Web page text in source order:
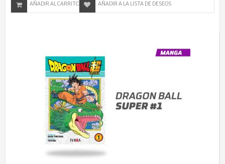
AÑADIR AL CARRITO AÑADIR A LA LISTA DE DESEOS